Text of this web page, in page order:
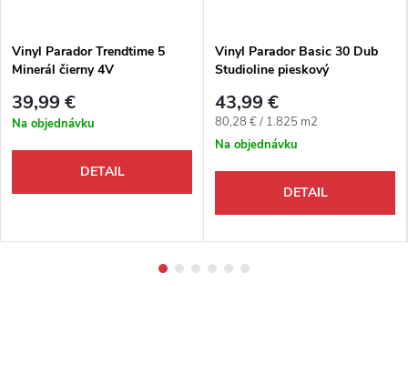
Vinyl Parador Trendtime 5
Minerál čierny 4V
39,99 €
Na objednávku
DETAIL
Vinyl Parador Basic 30 Dub
Studioline pieskový
43,99 €
Jednotková cena:
80,28 € / 1.825 m2
Na objednávku
DETAIL